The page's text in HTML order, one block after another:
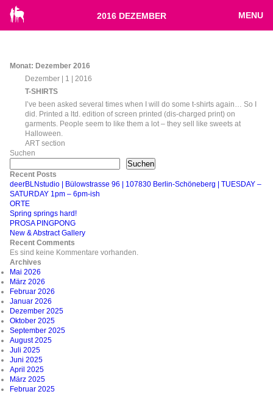
2016 DEZEMBER MENU
Monat: Dezember 2016
Dezember | 1 | 2016
T-SHIRTS
I’ve been asked several times when I will do some t-shirts again… So I
did. Printed a ltd. edition of screen printed (dis-charged print) on
garments. People seem to like them a lot – they sell like sweets at
Halloween.
ART section
Suchen
Suchen
Recent Posts
deerBLNstudio | Bülowstrasse 96 | 107830 Berlin-Schöneberg | TUESDAY –
SATURDAY 1pm – 6pm-ish
ORTE
Spring springs hard!
PROSA PINGPONG
New & Abstract Gallery
Recent Comments
Es sind keine Kommentare vorhanden.
Archives
Mai 2026
März 2026
Februar 2026
Januar 2026
Dezember 2025
Oktober 2025
September 2025
August 2025
Juli 2025
Juni 2025
April 2025
März 2025
Februar 2025